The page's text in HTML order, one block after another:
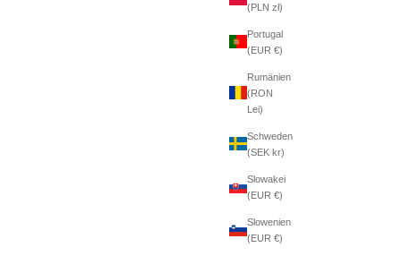
(PLN zł)
Portugal
(EUR €)
Rumänien
(RON
Lei)
Schweden
(SEK kr)
Slowakei
(EUR €)
Slowenien
(EUR €)